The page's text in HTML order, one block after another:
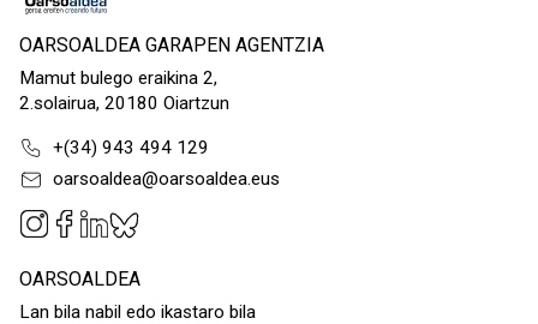
OARSOALDEA GARAPEN AGENTZIA
Mamut bulego eraikina 2,
2.solairua, 20180 Oiartzun
+(34) 943 494 129
oarsoaldea@oarsoaldea.eus
OARSOALDEA
Lan bila nabil edo ikastaro bila